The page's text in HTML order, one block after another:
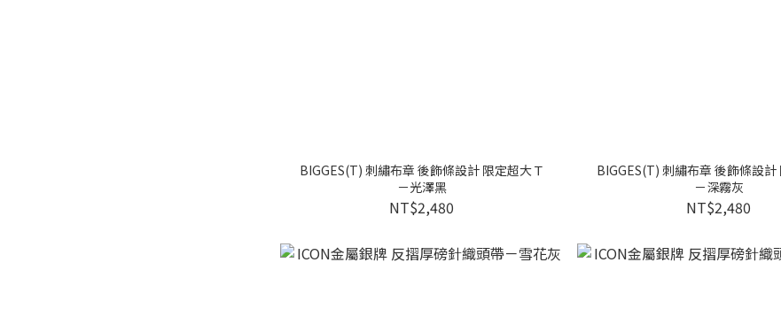
BIGGES(T) 刺繡布章 後飾條設計 限定超大Ｔ
－光澤黑
NT$2,480
BIGGES(T) 刺繡布章 後飾條設計
－深霧灰
NT$2,480